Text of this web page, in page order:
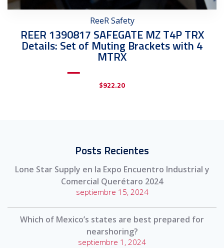
ReeR Safety
REER 1390817 SAFEGATE MZ T4P TRX
Details: Set of Muting Brackets with 4
MTRX
$922.20
Posts Recientes
Lone Star Supply en la Expo Encuentro Industrial y
Comercial Querétaro 2024
septiembre 15, 2024
Which of Mexico’s states are best prepared for
nearshoring?
septiembre 1, 2024